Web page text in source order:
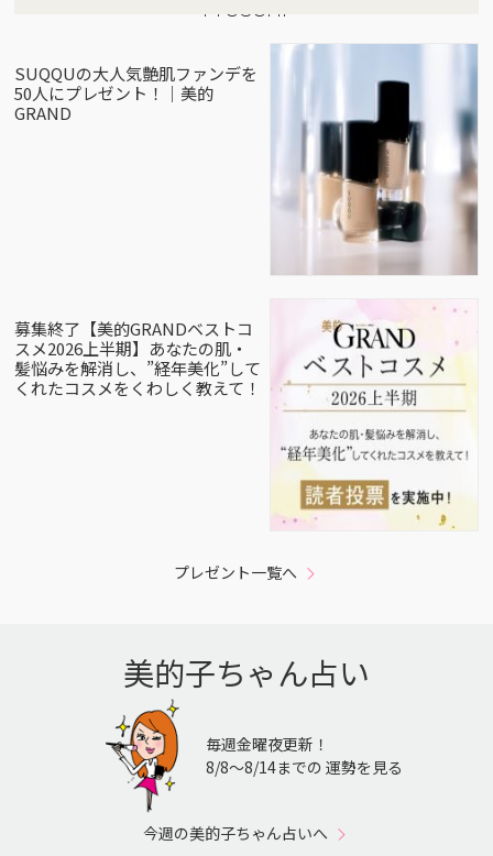
Present
SUQQUの大人気艶肌ファンデを
50人にプレゼント！｜美的
GRAND
募集終了【美的GRANDベストコ
スメ2026上半期】あなたの肌・
髪悩みを解消し、”経年美化”して
くれたコスメをくわしく教えて！
プレゼント一覧へ
美的子ちゃん占い
毎週金曜夜更新！
8/8〜8/14までの 運勢を見る
今週の美的子ちゃん占いへ